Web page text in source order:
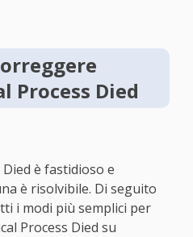
Process Died
è fastidioso e
è risolvibile. Di seguito
i modi più semplici per
Process Died su